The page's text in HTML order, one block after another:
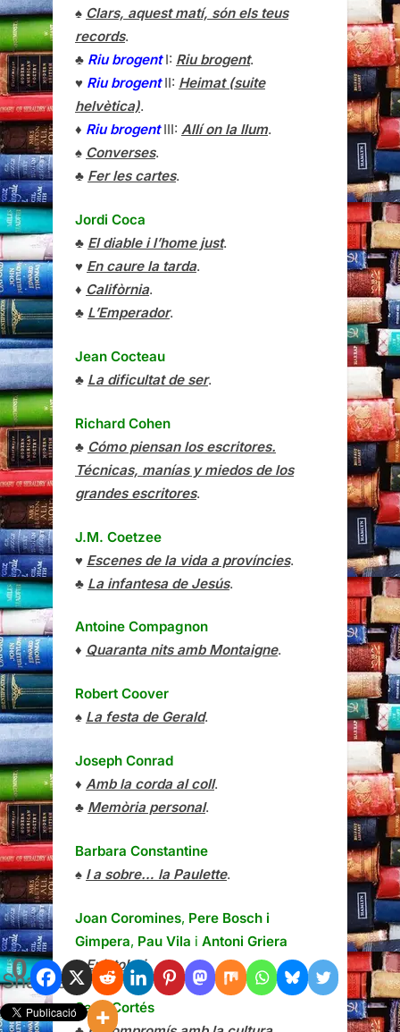
0
Shares
♠ Clars, aquest matí, són els teus
records.
♣ Riu brogentI: Riu brogent.
♥ Riu brogentII: Heimat (suite
helvètica).
♦ Riu brogentIII: Allí on la llum.
♠ Converses.
♣ Fer les cartes.
Jordi Coca
♣ El diable i l’home just.
♥ En caure la tarda.
♦ Califòrnia.
♣ L’Emperador.
Jean Cocteau
♣ La dificultat de ser.
Richard Cohen
♣ Cómo piensan los escritores.
Técnicas, manías y miedos de los
grandes escritores.
J.M. Coetzee
♥ Escenes de la vida a províncies.
♣ La infantesa de Jesús.
Antoine Compagnon
♦ Quaranta nits amb Montaigne.
Robert Coover
♠ La festa de Gerald.
Joseph Conrad
♦ Amb la corda al coll.
♣ Memòria personal.
Barbara Constantine
♠ I a sobre… la Paulette.
Joan Coromines, Pere Bosch i
Gimpera, Pau Vila i Antoni Griera
♠Epistolari.
Santi Cortés